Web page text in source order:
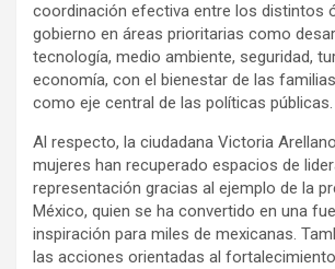
coordinación efectiva entre los distintos
gobierno en áreas prioritarias como
tecnología, medio ambiente, seguridad,
economía, con el bienestar de las
como eje central de las políticas públicas.
Al respecto, la ciudadana Victoria
mujeres han recuperado espacios de
representación gracias al ejemplo de la
México, quien se ha convertido en una
inspiración para miles de mexicanas.
las acciones orientadas al